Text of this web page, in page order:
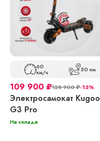
60
км/ч 50 км
109 900 ₽128 900₽-15%
Электросамокат Kugoo
G3 Pro
На складе